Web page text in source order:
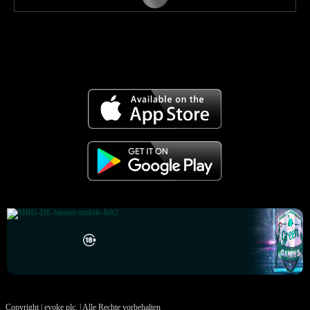
Copyright | evoke plc. | Alle Rechte vorbehalten